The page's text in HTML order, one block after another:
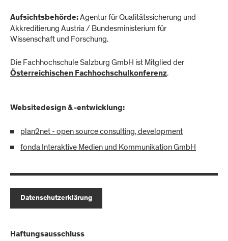
Aufsichtsbehörde:Agentur für Qualitätssicherung und
Akkreditierung Austria / Bundesministerium für
Wissenschaft und Forschung.
Die Fachhochschule Salzburg GmbH ist Mitglied der
Österreichischen Fachhochschulkonferenz.
Websitedesign & -entwicklung:
plan2net - open source consulting, development
fonda Interaktive Medien und Kommunikation GmbH
Datenschutzerklärung
Haftungsausschluss